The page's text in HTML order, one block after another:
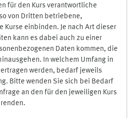
für den Kurs verantwortliche
von Dritten betriebene,
Kurse einbinden. Je nach Art dieser
kann es dabei auch zu einer
Daten kommen, die
In welchem Umfang in
werden, bedarf jeweils
Bitte wenden Sie sich bei Bedarf
an den für den jeweiligen Kurs